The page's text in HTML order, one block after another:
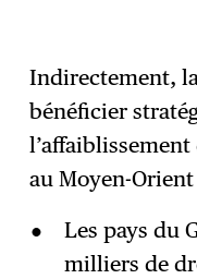
Indirectement,
bénéficier
au Moyen-
Les pays du
milliers de